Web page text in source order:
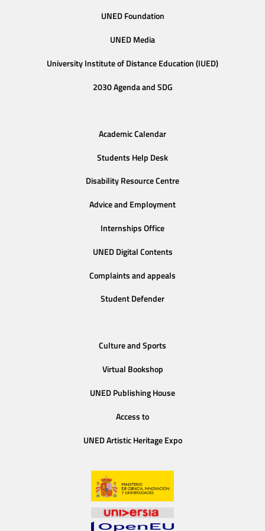
UNED Foundation
UNED Media
University Institute of Distance Education (IUED)
2030 Agenda and SDG
Academic Calendar
Students Help Desk
Disability Resource Centre
Advice and Employment
Internships Office
UNED Digital Contents
Complaints and appeals
Student Defender
Culture and Sports
Virtual Bookshop
UNED Publishing House
Access to
UNED Artistic Heritage Expo